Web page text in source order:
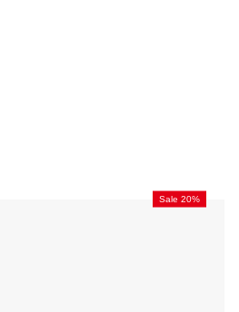
Sale 20%